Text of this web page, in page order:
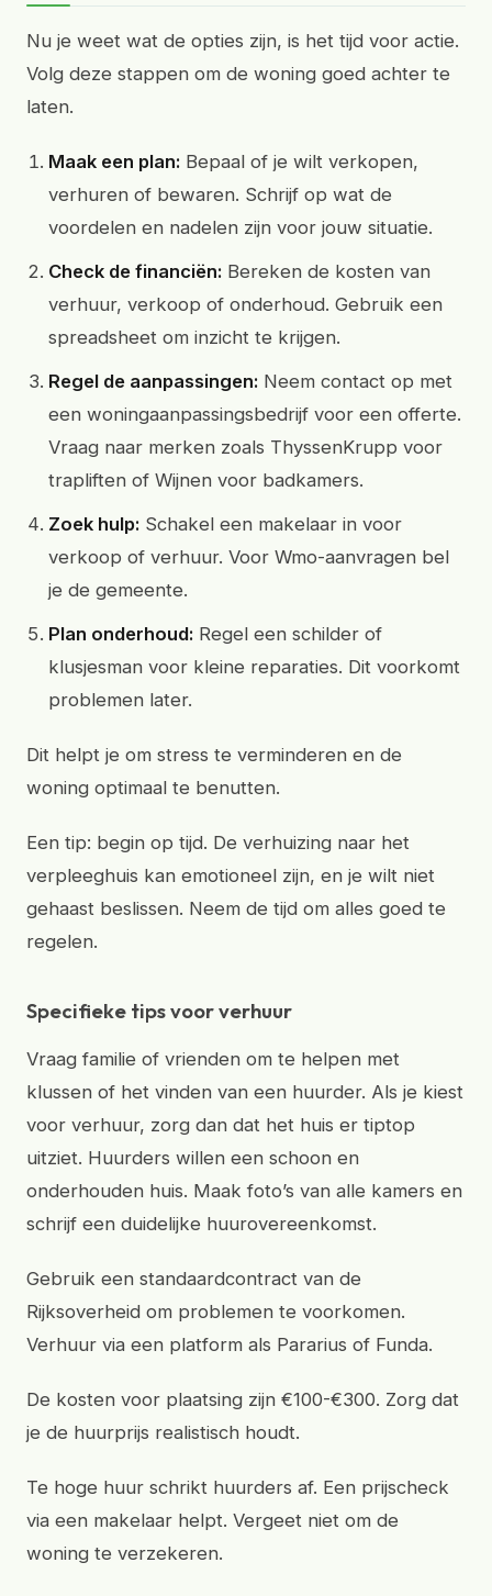
Nu je weet wat de opties zijn, is het tijd voor actie.
Volg deze stappen om de woning goed achter te
laten.
Maak een plan: Bepaal of je wilt verkopen,
verhuren of bewaren. Schrijf op wat de
voordelen en nadelen zijn voor jouw situatie.
Check de financiën: Bereken de kosten van
verhuur, verkoop of onderhoud. Gebruik een
spreadsheet om inzicht te krijgen.
Regel de aanpassingen: Neem contact op met
een woningaanpassingsbedrijf voor een offerte.
Vraag naar merken zoals ThyssenKrupp voor
trapliften of Wijnen voor badkamers.
Zoek hulp: Schakel een makelaar in voor
verkoop of verhuur. Voor Wmo-aanvragen bel
je de gemeente.
Plan onderhoud: Regel een schilder of
klusjesman voor kleine reparaties. Dit voorkomt
problemen later.
Dit helpt je om stress te verminderen en de
woning optimaal te benutten.
Een tip: begin op tijd. De verhuizing naar het
verpleeghuis kan emotioneel zijn, en je wilt niet
gehaast beslissen. Neem de tijd om alles goed te
regelen.
Specifieke tips voor verhuur
Vraag familie of vrienden om te helpen met
klussen of het vinden van een huurder. Als je kiest
voor verhuur, zorg dan dat het huis er tiptop
uitziet. Huurders willen een schoon en
onderhouden huis. Maak foto’s van alle kamers en
schrijf een duidelijke huurovereenkomst.
Gebruik een standaardcontract van de
Rijksoverheid om problemen te voorkomen.
Verhuur via een platform als Pararius of Funda.
De kosten voor plaatsing zijn €100-€300. Zorg dat
je de huurprijs realistisch houdt.
Te hoge huur schrikt huurders af. Een prijscheck
via een makelaar helpt. Vergeet niet om de
woning te verzekeren.